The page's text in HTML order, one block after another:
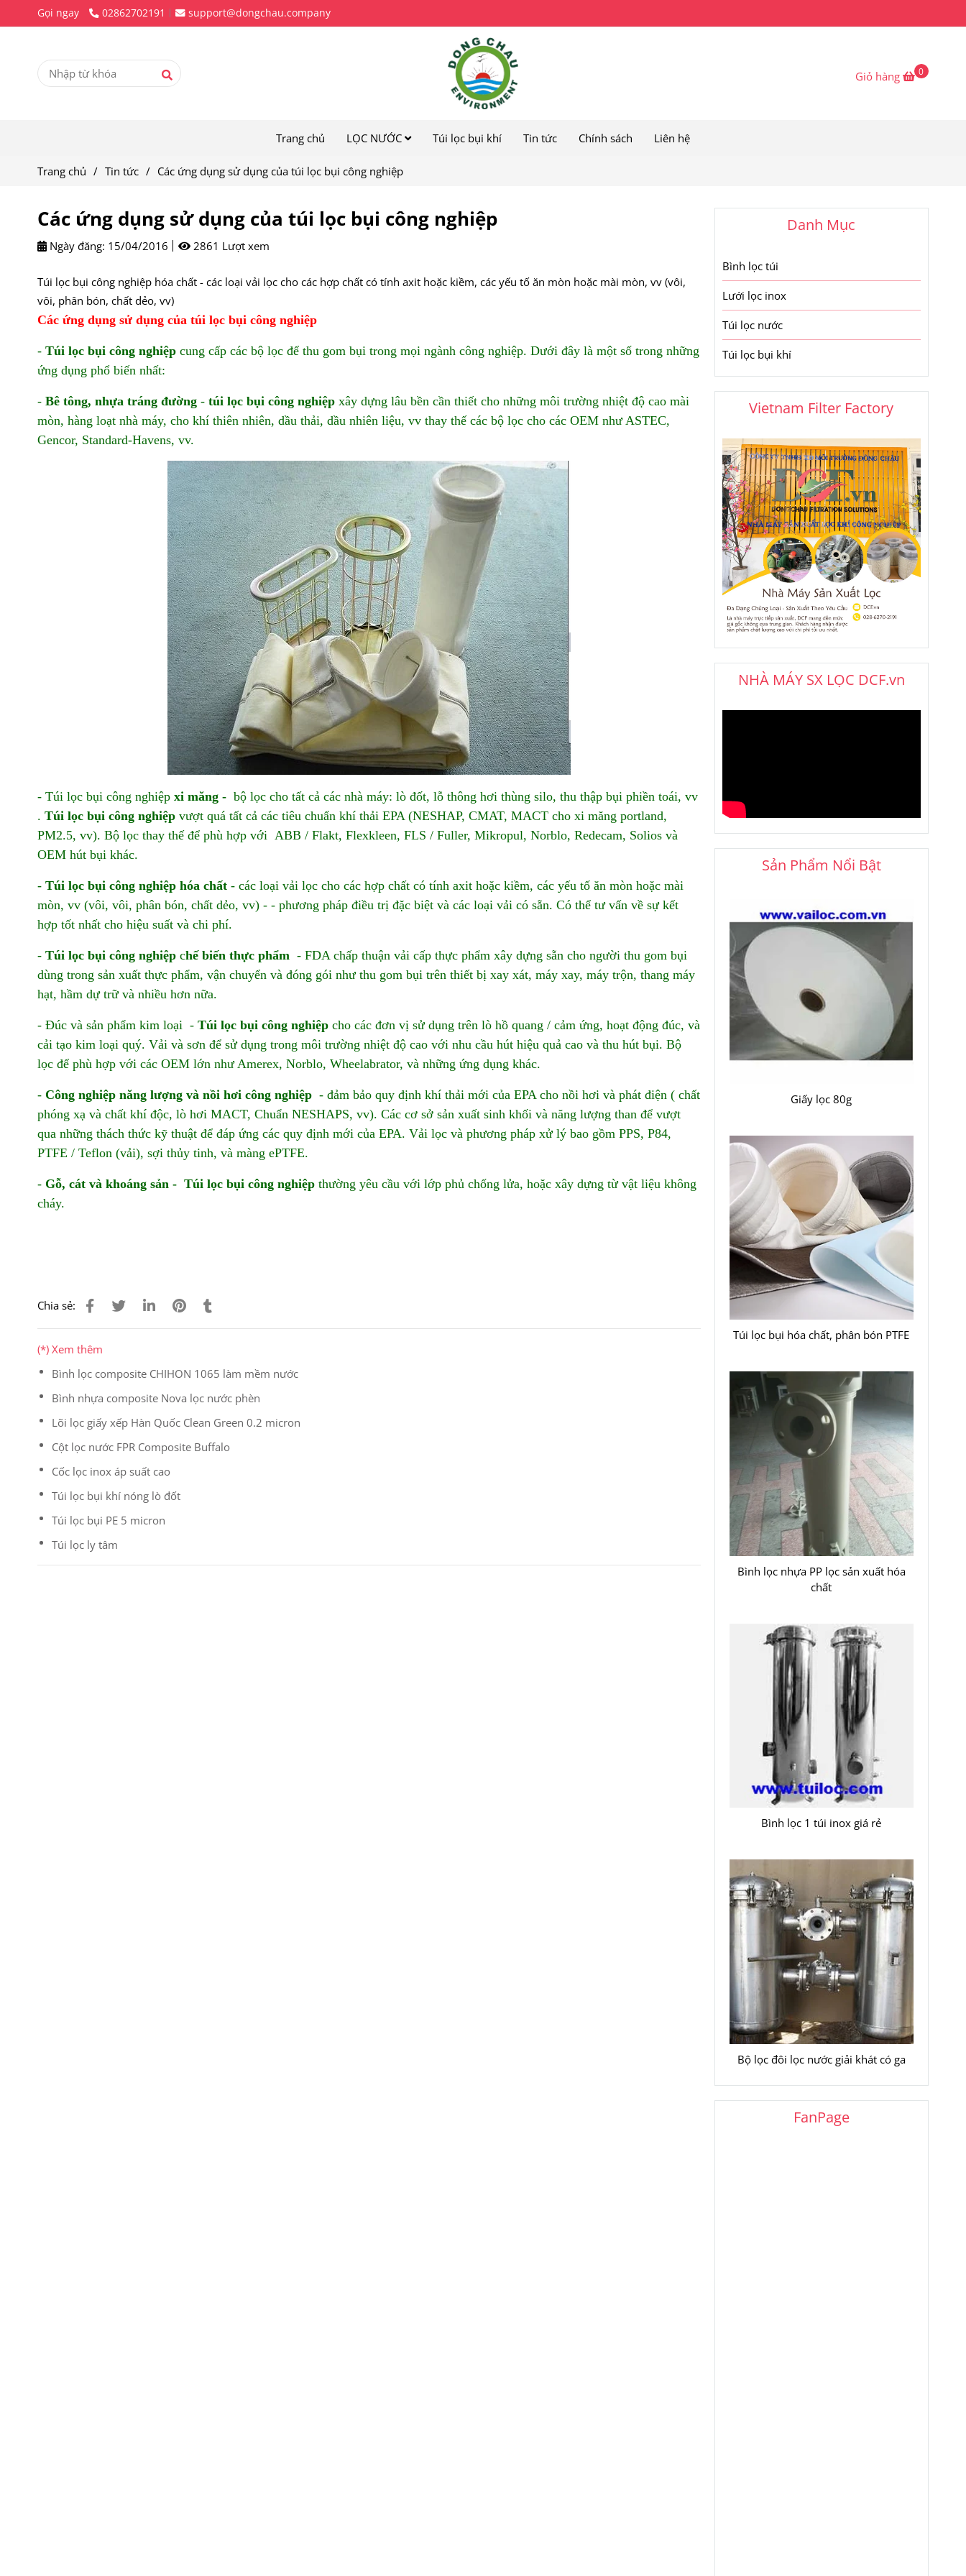
Gọi ngay 02862702191 support@dongchau.company
Giỏ hàng 0
Trang chủ LỌC NƯỚC Túi lọc bụi khí Tin tức Chính sách Liên hệ
Trang chủ / Tin tức / Các ứng dụng sử dụng của túi lọc bụi công nghiệp
Các ứng dụng sử dụng của túi lọc bụi công nghiệp
Ngày đăng: 15/04/2016 2861 Lượt xem
Túi lọc bụi công nghiệp hóa chất - các loại vải lọc cho các hợp chất có tính axit hoặc kiềm, các yếu tố ăn mòn hoặc mài mòn, vv (vôi,
vôi, phân bón, chất dẻo, vv)
Các ứng dụng sử dụng của túi lọc bụi công nghiệp
- Túi lọc bụi công nghiệp cung cấp các bộ lọc để thu gom bụi trong mọi ngành công nghiệp. Dưới đây là một số trong những
ứng dụng phổ biến nhất:
- Bê tông, nhựa tráng đường - túi lọc bụi công nghiệp xây dựng lâu bền cần thiết cho những môi trường nhiệt độ cao mài
mòn, hàng loạt nhà máy, cho khí thiên nhiên, dầu thải, dầu nhiên liệu, vv thay thế các bộ lọc cho các OEM như ASTEC,
Gencor, Standard-Havens, vv.
- Túi lọc bụi công nghiệp xi măng - bộ lọc cho tất cả các nhà máy: lò đốt, lỗ thông hơi thùng silo, thu thập bụi phiền toái, vv
. Túi lọc bụi công nghiệp vượt quá tất cả các tiêu chuẩn khí thải EPA (NESHAP, CMAT, MACT cho xi măng portland,
PM2.5, vv). Bộ lọc thay thế để phù hợp với ABB / Flakt, Flexkleen, FLS / Fuller, Mikropul, Norblo, Redecam, Solios và
OEM hút bụi khác.
- Túi lọc bụi công nghiệp hóa chất - các loại vải lọc cho các hợp chất có tính axit hoặc kiềm, các yếu tố ăn mòn hoặc mài
mòn, vv (vôi, vôi, phân bón, chất dẻo, vv) - - phương pháp điều trị đặc biệt và các loại vải có sẵn. Có thể tư vấn về sự kết
hợp tốt nhất cho hiệu suất và chi phí.
- Túi lọc bụi công nghiệp chế biến thực phẩm - FDA chấp thuận vải cấp thực phẩm xây dựng sẵn cho người thu gom bụi
dùng trong sản xuất thực phẩm, vận chuyển và đóng gói như thu gom bụi trên thiết bị xay xát, máy xay, máy trộn, thang máy
hạt, hầm dự trữ và nhiều hơn nữa.
- Đúc và sản phẩm kim loại - Túi lọc bụi công nghiệp cho các đơn vị sử dụng trên lò hồ quang / cảm ứng, hoạt động đúc, và
cải tạo kim loại quý. Vải và sơn để sử dụng trong môi trường nhiệt độ cao với nhu cầu hút hiệu quả cao và thu hút bụi. Bộ
lọc để phù hợp với các OEM lớn như Amerex, Norblo, Wheelabrator, và những ứng dụng khác.
- Công nghiệp năng lượng và nồi hơi công nghiệp - đảm bảo quy định khí thải mới của EPA cho nồi hơi và phát điện ( chất
phóng xạ và chất khí độc, lò hơi MACT, Chuẩn NESHAPS, vv). Các cơ sở sản xuất sinh khối và năng lượng than để vượt
qua những thách thức kỹ thuật để đáp ứng các quy định mới của EPA. Vải lọc và phương pháp xử lý bao gồm PPS, P84,
PTFE / Teflon (vải), sợi thủy tinh, và màng ePTFE.
- Gỗ, cát và khoáng sản - Túi lọc bụi công nghiệp thường yêu cầu với lớp phủ chống lửa, hoặc xây dựng từ vật liệu không
cháy.
Chia sẻ:
(*) Xem thêm
Bình lọc composite CHIHON 1065 làm mềm nước
Bình nhựa composite Nova lọc nước phèn
Lõi lọc giấy xếp Hàn Quốc Clean Green 0.2 micron
Cột lọc nước FPR Composite Buffalo
Cốc lọc inox áp suất cao
Túi lọc bụi khí nóng lò đốt
Túi lọc bụi PE 5 micron
Túi lọc ly tâm
Danh Mục
Bình lọc túi
Lưới lọc inox
Túi lọc nước
Túi lọc bụi khí
Vietnam Filter Factory
NHÀ MÁY SX LỌC DCF.vn
Sản Phẩm Nổi Bật
Giấy lọc 80g
Túi lọc bụi hóa chất, phân bón PTFE
Bình lọc nhựa PP lọc sản xuất hóa
chất
Bình lọc 1 túi inox giá rẻ
Bộ lọc đôi lọc nước giải khát có ga
FanPage